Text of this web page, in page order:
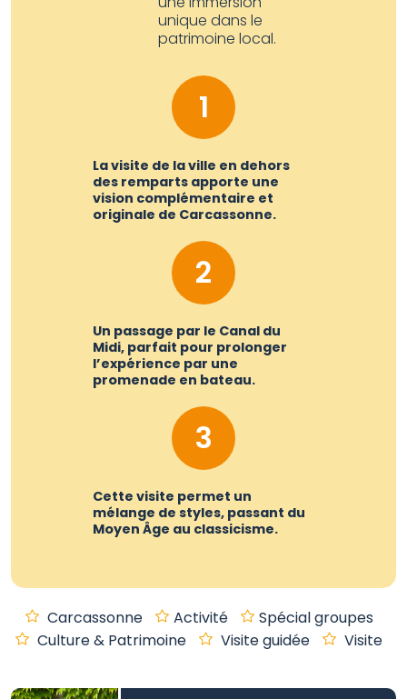
unique dans le
patrimoine local.
1
La visite de la ville en dehors
des remparts apporte une
vision complémentaire et
originale de Carcassonne.
2
Un passage par le Canal du
Midi, parfait pour prolonger
l’expérience par une
promenade en bateau.
3
Cette visite permet un
mélange de styles, passant du
Moyen Âge au classicisme.
Carcassonne Activité
Spécial groupes
Culture & Patrimoine
Visite guidée Visite